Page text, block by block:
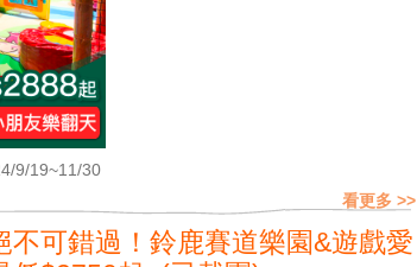
9/19~11/30
看更多 >>
可錯過！鈴鹿賽道樂園&遊戲愛